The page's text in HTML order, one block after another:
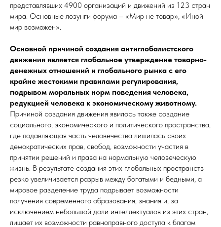
представлявших 4900 организаций и движений из 123 стран
мира. Основные лозунги форума – «Мир не товар», «Иной
мир возможен».
Основной причиной создания антиглобалистского
движения является глобальное утверждение товарно-
денежных отношений и глобального рынка с его
крайне жестокими правилами регулирования,
подрывом моральных норм поведения человека,
редукцией человека к экономическому животному.
Причиной создания движения явилось также создание
социального, экономического и политического пространства,
где подавляющая часть человечества лишилась своих
демократических прав, свобод, возможности участия в
принятии решений и права на нормальную человеческую
жизнь. В результате создания этих глобальных пространств
резко увеличивается разрыв между богатыми и бедными, а
мировое разделение труда подрывает возможности
получения современного образования, знания и, за
исключением небольшой доли интеллектуалов из этих стран,
лишает их возможности равноправного доступа к благам